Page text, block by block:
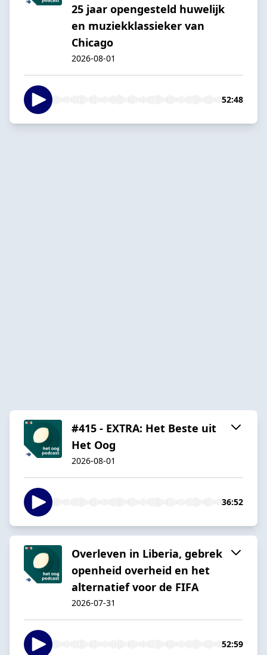
25 jaar opengesteld huwelijk
en muziekklassieker van
Chicago
2026-08-01
52:48
#415 - EXTRA: Het Beste uit
Het Oog
2026-08-01
36:52
Overleven in Liberia, gebrek
openheid overheid en het
alternatief voor de FIFA
2026-07-31
52:59